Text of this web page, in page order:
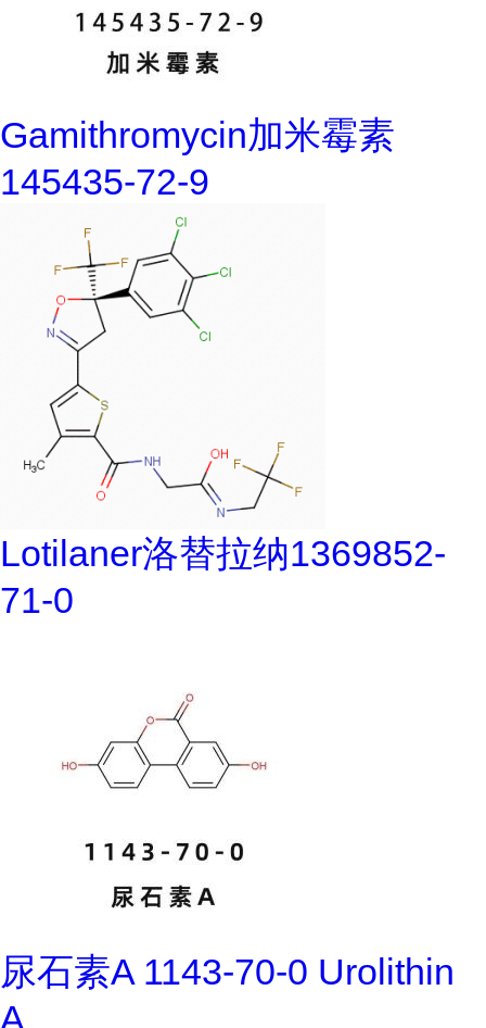
Gamithromycin加米霉素
145435-72-9
Lotilaner洛替拉纳1369852-
71-0
尿石素A 1143-70-0 Urolithin
A